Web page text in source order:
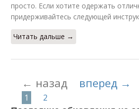
просто. Если хотите одержать
придерживайтесь следующей
Читать дальше →
← назад вперед →
1 2